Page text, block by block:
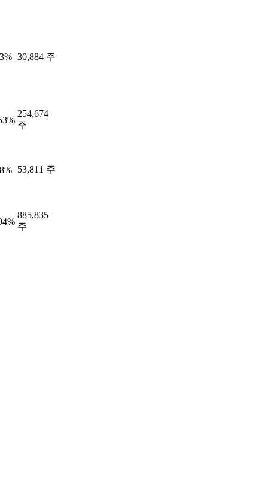
30,884 주
254,674
주
53,811 주
885,835
주